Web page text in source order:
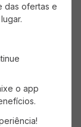
das ofertas e
o app